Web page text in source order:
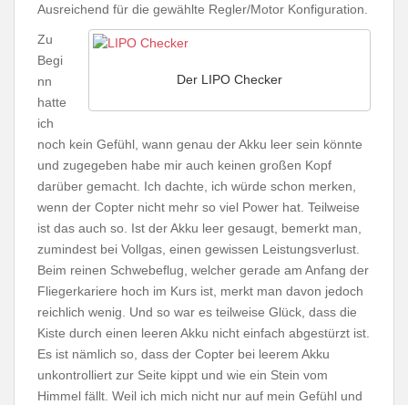
Ausreichend für die gewählte Regler/Motor Konfiguration.
Der LIPO Checker
Zu
Begi
nn
hatte
ich
noch kein Gefühl, wann genau der Akku leer sein könnte
und zugegeben habe mir auch keinen großen Kopf
darüber gemacht. Ich dachte, ich würde schon merken,
wenn der Copter nicht mehr so viel Power hat. Teilweise
ist das auch so. Ist der Akku leer gesaugt, bemerkt man,
zumindest bei Vollgas, einen gewissen Leistungsverlust.
Beim reinen Schwebeflug, welcher gerade am Anfang der
Fliegerkariere hoch im Kurs ist, merkt man davon jedoch
reichlich wenig. Und so war es teilweise Glück, dass die
Kiste durch einen leeren Akku nicht einfach abgestürzt ist.
Es ist nämlich so, dass der Copter bei leerem Akku
unkontrolliert zur Seite kippt und wie ein Stein vom
Himmel fällt. Weil ich mich nicht nur auf mein Gefühl und